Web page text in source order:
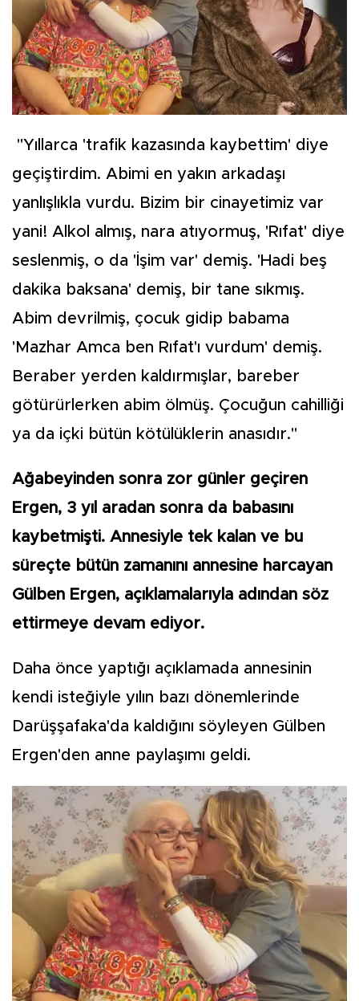
"Yıllarca 'trafik kazasında kaybettim' diye
geçiştirdim. Abimi en yakın arkadaşı
yanlışlıkla vurdu. Bizim bir cinayetimiz var
yani! Alkol almış, nara atıyormuş, 'Rıfat' diye
seslenmiş, o da 'İşim var' demiş. 'Hadi beş
dakika baksana' demiş, bir tane sıkmış.
Abim devrilmiş, çocuk gidip babama
'Mazhar Amca ben Rıfat'ı vurdum' demiş.
Beraber yerden kaldırmışlar, bareber
götürürlerken abim ölmüş. Çocuğun cahilliği
ya da içki bütün kötülüklerin anasıdır."
Ağabeyinden sonra zor günler geçiren
Ergen, 3 yıl aradan sonra da babasını
kaybetmişti. Annesiyle tek kalan ve bu
süreçte bütün zamanını annesine harcayan
Gülben Ergen, açıklamalarıyla adından söz
ettirmeye devam ediyor.
Daha önce yaptığı açıklamada annesinin
kendi isteğiyle yılın bazı dönemlerinde
Darüşşafaka'da kaldığını söyleyen Gülben
Ergen'den anne paylaşımı geldi.